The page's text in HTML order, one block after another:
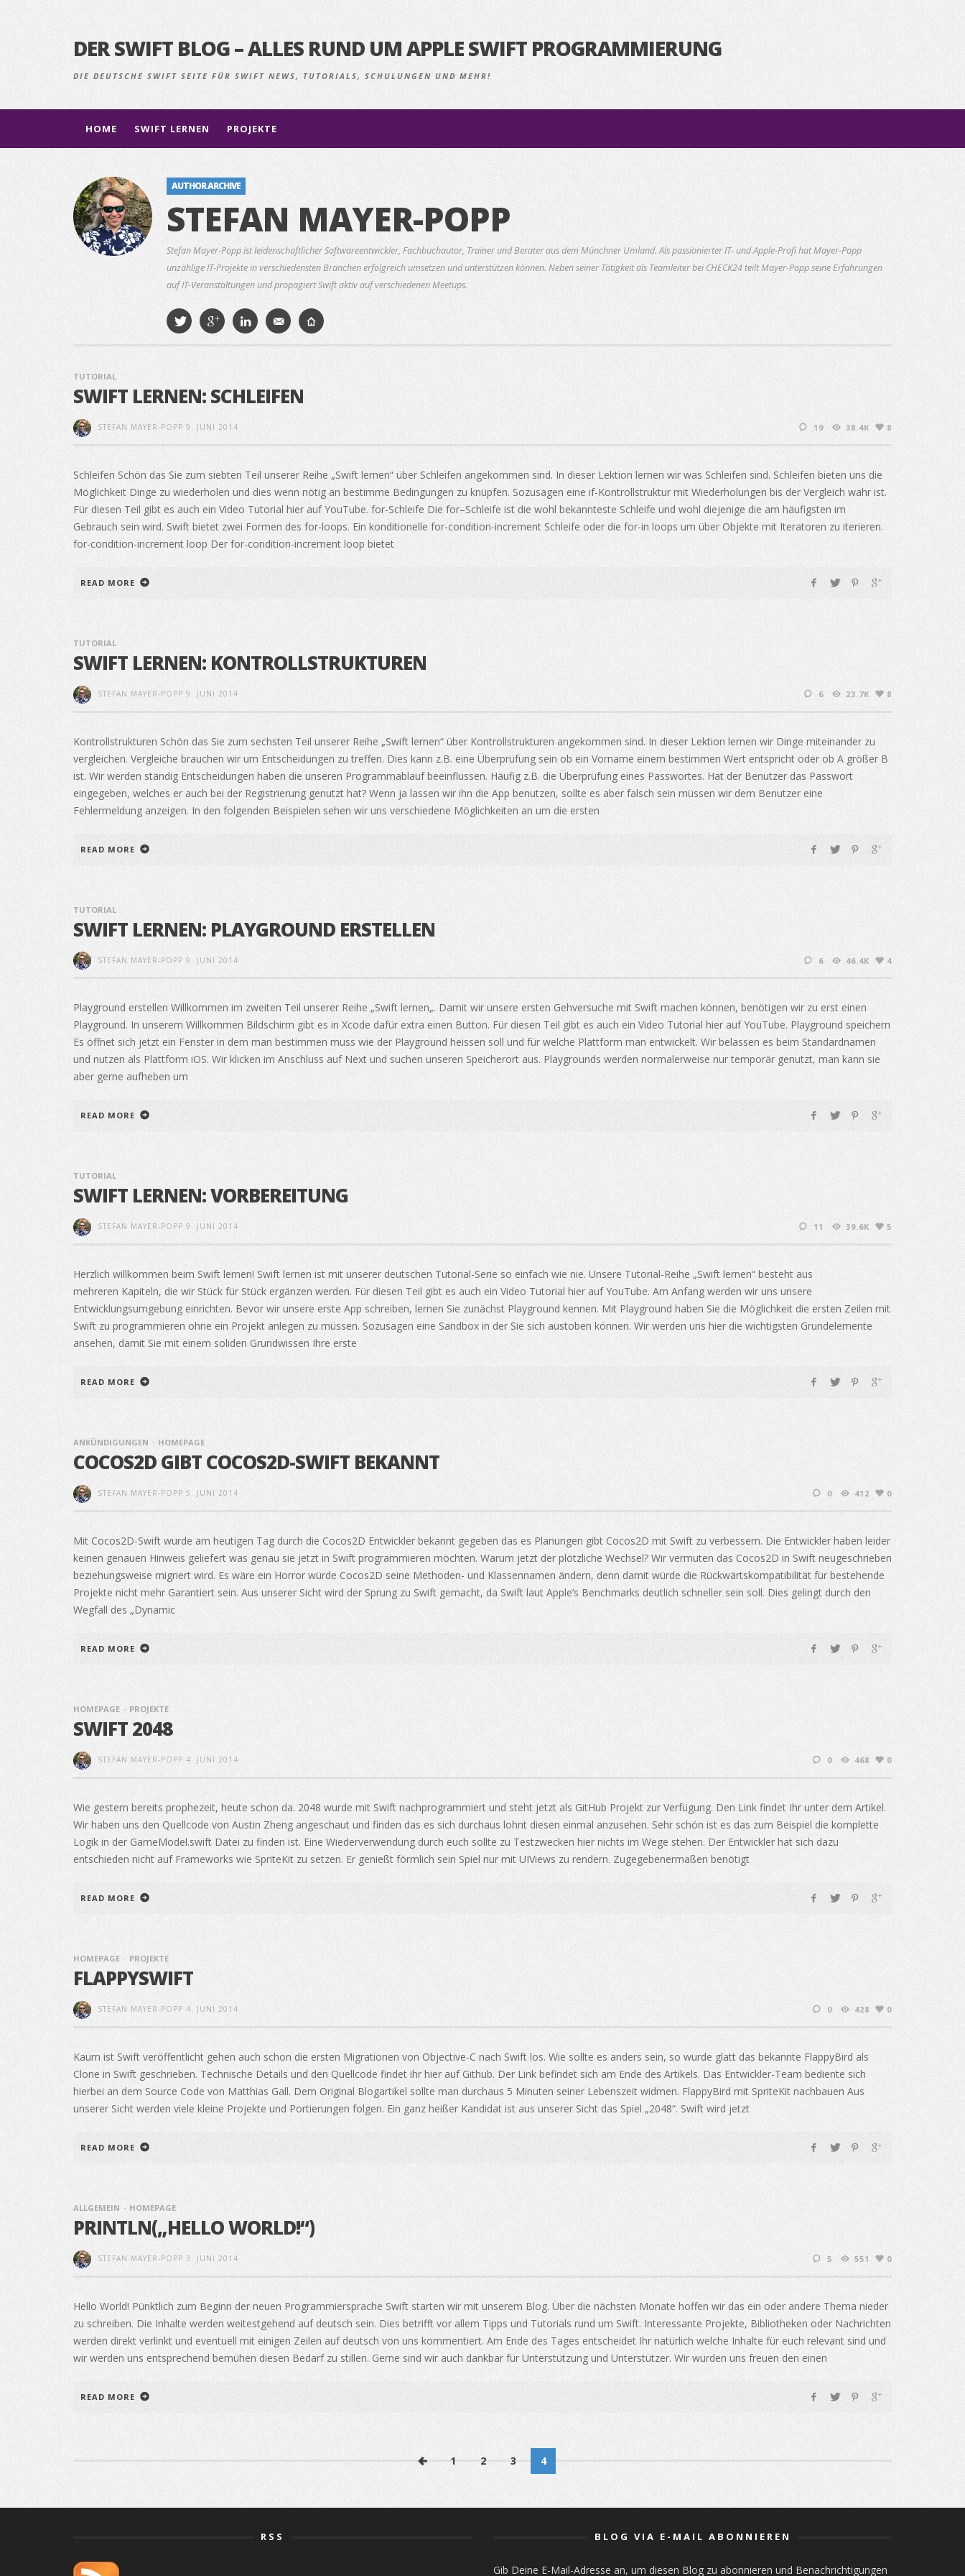
DER SWIFT BLOG – ALLES RUND UM APPLE SWIFT PROGRAMMIERUNG
DIE DEUTSCHE SWIFT SEITE FÜR SWIFT NEWS, TUTORIALS, SCHULUNGEN UND MEHR!
HOME SWIFT LERNEN PROJEKTE
AUTHOR ARCHIVE
STEFAN MAYER-POPP
Stefan Mayer-Popp ist leidenschaftlicher Softwareentwickler, Fachbuchautor, Trainer und Berater aus dem Münchner Umland. Als passionierter IT- und Apple-Profi hat Mayer-Popp
unzählige IT-Projekte in verschiedensten Branchen erfolgreich umsetzen und unterstützen können. Neben seiner Tätigkeit als Teamleiter bei CHECK24 teilt Mayer-Popp seine Erfahrungen
auf IT-Veranstaltungen und propagiert Swift aktiv auf verschiedenen Meetups.
TUTORIAL
SWIFT LERNEN: SCHLEIFEN
STEFAN MAYER-POPP 9. JUNI 2014 19 38.4K 8
Schleifen Schön das Sie zum siebten Teil unserer Reihe „Swift lernen“ über Schleifen angekommen sind. In dieser Lektion lernen wir was Schleifen sind. Schleifen bieten uns die
Möglichkeit Dinge zu wiederholen und dies wenn nötig an bestimme Bedingungen zu knüpfen. Sozusagen eine if-Kontrollstruktur mit Wiederholungen bis der Vergleich wahr ist.
Für diesen Teil gibt es auch ein Video Tutorial hier auf YouTube. for-Schleife Die for–Schleife ist die wohl bekannteste Schleife und wohl diejenige die am häufigsten im
Gebrauch sein wird. Swift bietet zwei Formen des for-loops. Ein konditionelle for-condition-increment Schleife oder die for-in loops um über Objekte mit Iteratoren zu iterieren.
for-condition-increment loop Der for-condition-increment loop bietet
READ MORE
TUTORIAL
SWIFT LERNEN: KONTROLLSTRUKTUREN
STEFAN MAYER-POPP 9. JUNI 2014 6 23.7K 8
Kontrollstrukturen Schön das Sie zum sechsten Teil unserer Reihe „Swift lernen“ über Kontrollstrukturen angekommen sind. In dieser Lektion lernen wir Dinge miteinander zu
vergleichen. Vergleiche brauchen wir um Entscheidungen zu treffen. Dies kann z.B. eine Überprüfung sein ob ein Vorname einem bestimmen Wert entspricht oder ob A größer B
ist. Wir werden ständig Entscheidungen haben die unseren Programmablauf beeinflussen. Häufig z.B. die Überprüfung eines Passwortes. Hat der Benutzer das Passwort
eingegeben, welches er auch bei der Registrierung genutzt hat? Wenn ja lassen wir ihn die App benutzen, sollte es aber falsch sein müssen wir dem Benutzer eine
Fehlermeldung anzeigen. In den folgenden Beispielen sehen wir uns verschiedene Möglichkeiten an um die ersten
READ MORE
TUTORIAL
SWIFT LERNEN: PLAYGROUND ERSTELLEN
STEFAN MAYER-POPP 9. JUNI 2014 6 46.4K 4
Playground erstellen Willkommen im zweiten Teil unserer Reihe „Swift lernen„. Damit wir unsere ersten Gehversuche mit Swift machen können, benötigen wir zu erst einen
Playground. In unserem Willkommen Bildschirm gibt es in Xcode dafür extra einen Button. Für diesen Teil gibt es auch ein Video Tutorial hier auf YouTube. Playground speichern
Es öffnet sich jetzt ein Fenster in dem man bestimmen muss wie der Playground heissen soll und für welche Plattform man entwickelt. Wir belassen es beim Standardnamen
und nutzen als Plattform iOS. Wir klicken im Anschluss auf Next und suchen unseren Speicherort aus. Playgrounds werden normalerweise nur temporär genutzt, man kann sie
aber gerne aufheben um
READ MORE
TUTORIAL
SWIFT LERNEN: VORBEREITUNG
STEFAN MAYER-POPP 9. JUNI 2014 11 39.6K 5
Herzlich willkommen beim Swift lernen! Swift lernen ist mit unserer deutschen Tutorial-Serie so einfach wie nie. Unsere Tutorial-Reihe „Swift lernen“ besteht aus
mehreren Kapiteln, die wir Stück für Stück ergänzen werden. Für diesen Teil gibt es auch ein Video Tutorial hier auf YouTube. Am Anfang werden wir uns unsere
Entwicklungsumgebung einrichten. Bevor wir unsere erste App schreiben, lernen Sie zunächst Playground kennen. Mit Playground haben Sie die Möglichkeit die ersten Zeilen mit
Swift zu programmieren ohne ein Projekt anlegen zu müssen. Sozusagen eine Sandbox in der Sie sich austoben können. Wir werden uns hier die wichtigsten Grundelemente
ansehen, damit Sie mit einem soliden Grundwissen Ihre erste
READ MORE
ANKÜNDIGUNGEN HOMEPAGE
COCOS2D GIBT COCOS2D-SWIFT BEKANNT
STEFAN MAYER-POPP 5. JUNI 2014 0 412 0
Mit Cocos2D-Swift wurde am heutigen Tag durch die Cocos2D Entwickler bekannt gegeben das es Planungen gibt Cocos2D mit Swift zu verbessern. Die Entwickler haben leider
keinen genauen Hinweis geliefert was genau sie jetzt in Swift programmieren möchten. Warum jetzt der plötzliche Wechsel? Wir vermuten das Cocos2D in Swift neugeschrieben
beziehungsweise migriert wird. Es wäre ein Horror würde Cocos2D seine Methoden- und Klassennamen ändern, denn damit würde die Rückwärtskompatibilität für bestehende
Projekte nicht mehr Garantiert sein. Aus unserer Sicht wird der Sprung zu Swift gemacht, da Swift laut Apple’s Benchmarks deutlich schneller sein soll. Dies gelingt durch den
Wegfall des „Dynamic
READ MORE
HOMEPAGE PROJEKTE
SWIFT 2048
STEFAN MAYER-POPP 4. JUNI 2014 0 468 0
Wie gestern bereits prophezeit, heute schon da. 2048 wurde mit Swift nachprogrammiert und steht jetzt als GitHub Projekt zur Verfügung. Den Link findet Ihr unter dem Artikel.
Wir haben uns den Quellcode von Austin Zheng angeschaut und finden das es sich durchaus lohnt diesen einmal anzusehen. Sehr schön ist es das zum Beispiel die komplette
Logik in der GameModel.swift Datei zu finden ist. Eine Wiederverwendung durch euch sollte zu Testzwecken hier nichts im Wege stehen. Der Entwickler hat sich dazu
entschieden nicht auf Frameworks wie SpriteKit zu setzen. Er genießt förmlich sein Spiel nur mit UIViews zu rendern. Zugegebenermaßen benötigt
READ MORE
HOMEPAGE PROJEKTE
FLAPPYSWIFT
STEFAN MAYER-POPP 4. JUNI 2014 0 428 0
Kaum ist Swift veröffentlicht gehen auch schon die ersten Migrationen von Objective-C nach Swift los. Wie sollte es anders sein, so wurde glatt das bekannte FlappyBird als
Clone in Swift geschrieben. Technische Details und den Quellcode findet ihr hier auf Github. Der Link befindet sich am Ende des Artikels. Das Entwickler-Team bediente sich
hierbei an dem Source Code von Matthias Gall. Dem Original Blogartikel sollte man durchaus 5 Minuten seiner Lebenszeit widmen. FlappyBird mit SpriteKit nachbauen Aus
unserer Sicht werden viele kleine Projekte und Portierungen folgen. Ein ganz heißer Kandidat ist aus unserer Sicht das Spiel „2048“. Swift wird jetzt
READ MORE
ALLGEMEIN HOMEPAGE
PRINTLN(„HELLO WORLD!“)
STEFAN MAYER-POPP 3. JUNI 2014 5 551 0
Hello World! Pünktlich zum Beginn der neuen Programmiersprache Swift starten wir mit unserem Blog. Über die nächsten Monate hoffen wir das ein oder andere Thema nieder
zu schreiben. Die Inhalte werden weitestgehend auf deutsch sein. Dies betrifft vor allem Tipps und Tutorials rund um Swift. Interessante Projekte, Bibliotheken oder Nachrichten
werden direkt verlinkt und eventuell mit einigen Zeilen auf deutsch von uns kommentiert. Am Ende des Tages entscheidet Ihr natürlich welche Inhalte für euch relevant sind und
wir werden uns entsprechend bemühen diesen Bedarf zu stillen. Gerne sind wir auch dankbar für Unterstützung und Unterstützer. Wir würden uns freuen den einen
READ MORE
1 2 3 4
RSS BLOG VIA E-MAIL ABONNIEREN
Gib Deine E-Mail-Adresse an, um diesen Blog zu abonnieren und Benachrichtigungen